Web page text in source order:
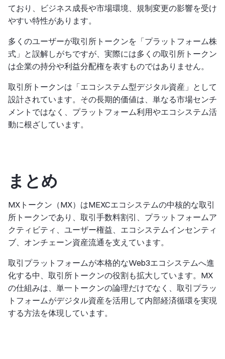
ており、ビジネス成長や市場環境、規制変更の影響を受け
やすい特性があります。
多くのユーザーが取引所トークンを「プラットフォーム株
式」と誤解しがちですが、実際には多くの取引所トークン
は企業の持分や利益分配権を表すものではありません。
取引所トークンは「エコシステム型デジタル資産」として
設計されています。その長期的価値は、単なる市場センチ
メントではなく、プラットフォーム利用やエコシステム活
動に根ざしています。
まとめ
MXトークン（MX）はMEXCエコシステムの中核的な取引
所トークンであり、取引手数料割引、プラットフォームア
クティビティ、ユーザー権益、エコシステムインセンティ
ブ、オンチェーン資産流通を支えています。
取引プラットフォームが本格的なWeb3エコシステムへ進
化する中、取引所トークンの役割も拡大しています。MX
の仕組みは、単一トークンの論理だけでなく、取引プラッ
トフォームがデジタル資産を活用して内部経済循環を実現
する方法を体現しています。